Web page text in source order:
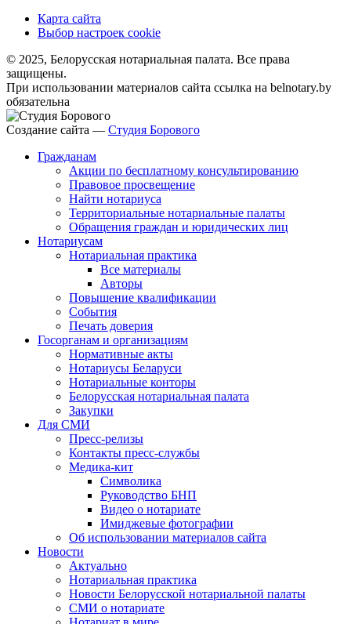
Карта сайта
Выбор настроек cookie
© 2025, Белорусская нотариальная палата. Все права
защищены.
При использовании материалов сайта ссылка на belnotary.by
обязательна
Создание сайта — Студия Борового
Гражданам
Акции по бесплатному консультированию
Правовое просвещение
Найти нотариуса
Территориальные нотариальные палаты
Обращения граждан и юридических лиц
Нотариусам
Нотариальная практика
Все материалы
Авторы
Повышение квалификации
События
Печать доверия
Госорганам и организациям
Нормативные акты
Нотариусы Беларуси
Нотариальные конторы
Белорусская нотариальная палата
Закупки
Для СМИ
Пресс-релизы
Контакты пресс-службы
Медика-кит
Символика
Руководство БНП
Видео о нотариате
Имиджевые фотографии
Об использовании материалов сайта
Новости
Актуально
Нотариальная практика
Новости Белорусской нотариальной палаты
СМИ о нотариате